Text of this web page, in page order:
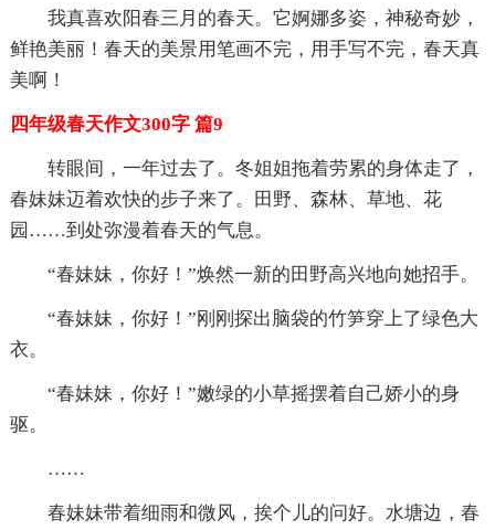
我真喜欢阳春三月的春天。它婀娜多姿，神秘奇妙，
鲜艳美丽！春天的美景用笔画不完，用手写不完，春天真
美啊！
四年级春天作文300字 篇9
转眼间，一年过去了。冬姐姐拖着劳累的身体走了，
春妹妹迈着欢快的步子来了。田野、森林、草地、花
园……到处弥漫着春天的气息。
“春妹妹，你好！”焕然一新的田野高兴地向她招手。
“春妹妹，你好！”刚刚探出脑袋的竹笋穿上了绿色大
衣。
“春妹妹，你好！”嫩绿的小草摇摆着自己娇小的身
驱。
……
春妹妹带着细雨和微风，挨个儿的问好。水塘边，春